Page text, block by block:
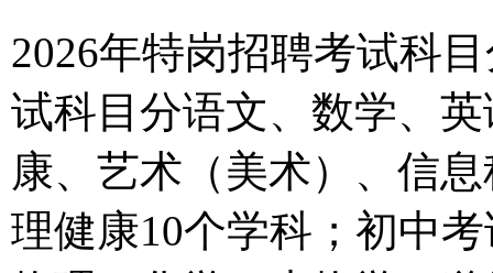
2026年特岗招聘考试科
试科目分语文、数学、
康、艺术（美术）、信
理健康10个学科；初中